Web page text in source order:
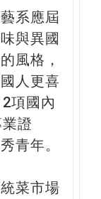
系應屆
與異國
風格，
人更喜
項國內
證
青年。
菜市場